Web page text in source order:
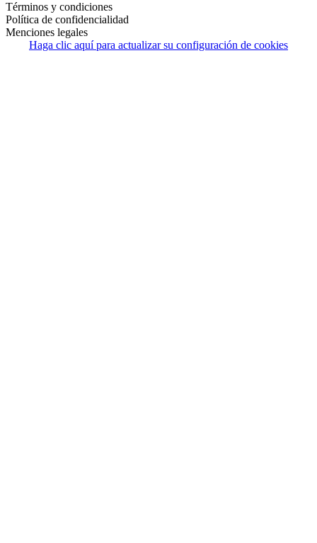
Términos y condiciones
Política de confidencialidad
Menciones legales
Haga clic aquí para actualizar su configuración de cookies